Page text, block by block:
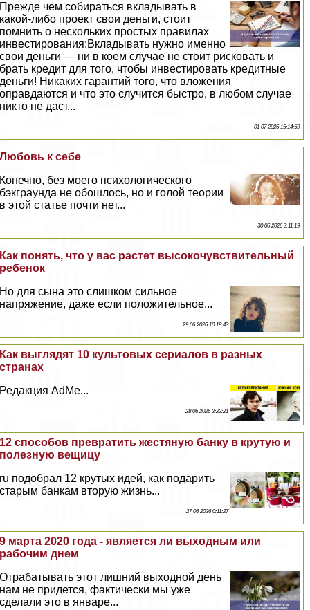
Прежде чем собираться вкладывать в
какой-либо проект свои деньги, стоит
помнить о нескольких простых правилах
инвестирования:Вкладывать нужно именно
свои деньги — ни в коем случае не стоит рисковать и
брать кредит для того, чтобы инвестировать кредитные
деньги! Никаких гарантий того, что вложения
оправдаются и что это случится быстро, в любом случае
никто не даст...
01 07 2026 15:14:59
Любовь к себе
Конечно, без моего психологического
бэкграунда не обошлось, но и гoлой теории
в этой статье почти нет...
30 06 2026 3:11:19
Как понять, что у вас растет высокочувствительный
ребенок
Но для сына это слишком сильное
напряжение, даже если положительное...
29 06 2026 10:18:43
Как выглядят 10 культовых сериалов в разных
странах
Редакция AdMe...
28 06 2026 2:22:21
12 способов превратить жестяную банку в крутую и
полезную вещицу
ru подобрал 12 крутых идей, как подарить
старым банкам вторую жизнь...
27 06 2026 0:11:27
9 марта 2020 года - является ли выходным или
рабочим днем
Отpaбатывать этот лишний выходной день
нам не придется, фактически мы уже
сделали это в январе...